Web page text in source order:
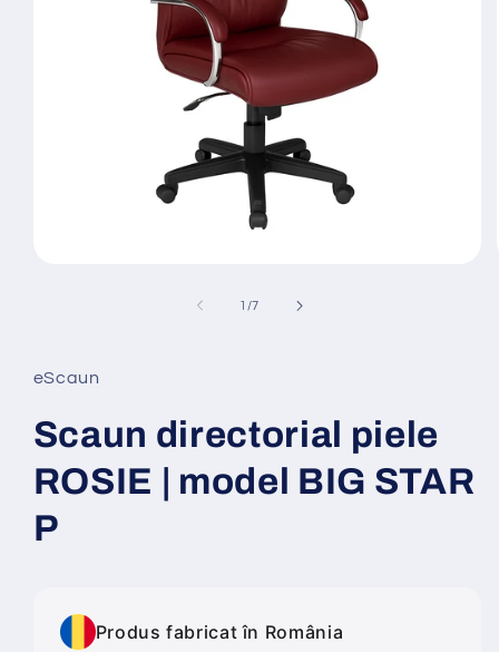
fereastră
modală
1 /din
7
eScaun
Scaun directorial piele
ROSIE | model BIG STAR
P
Produs fabricat în România